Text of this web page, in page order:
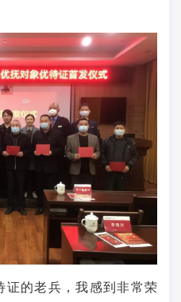
的老兵，我感到非常荣